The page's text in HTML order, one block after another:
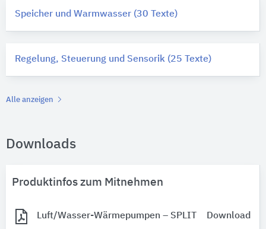
Speicher und Warmwasser (30 Texte)
Regelung, Steuerung und Sensorik (25 Texte)
Alle anzeigen
Downloads
Produktinfos zum Mitnehmen
Luft/Wasser-Wärmepumpen – SPLIT Download